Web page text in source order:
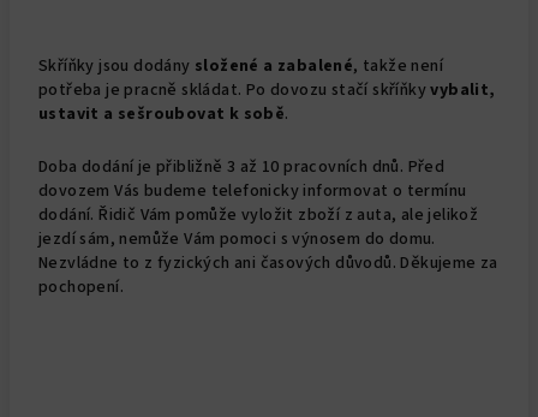
Skříňky jsou dodány složené a zabalené, takže není
potřeba je pracně skládat. Po dovozu stačí skříňkyvybalit,
ustavit a sešroubovat k sobě.
Doba dodání je přibližně 3 až 10 pracovních dnů. Před
dovozem Vás budeme telefonicky informovat o termínu
dodání. Řidič Vám pomůže vyložit zboží z auta, ale jelikož
jezdí sám, nemůže Vám pomoci s výnosem do domu.
Nezvládne to z fyzických ani časových důvodů. Děkujeme za
pochopení.